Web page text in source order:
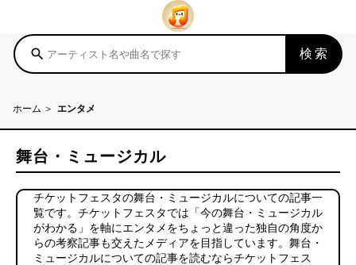
search 検索
ホーム エンタメ
舞台・ミュージカル
チケットフェスタの舞台・ミュージカルについての記事一
覧です。チケットフェスタでは「今の舞台・ミュージカル
がわかる」を軸にエンタメをちょっと違った独自の角度か
らの考察記事も交えたメディアを目指しています。舞台・
ミュージカルについての記事を読むならチケットフェス